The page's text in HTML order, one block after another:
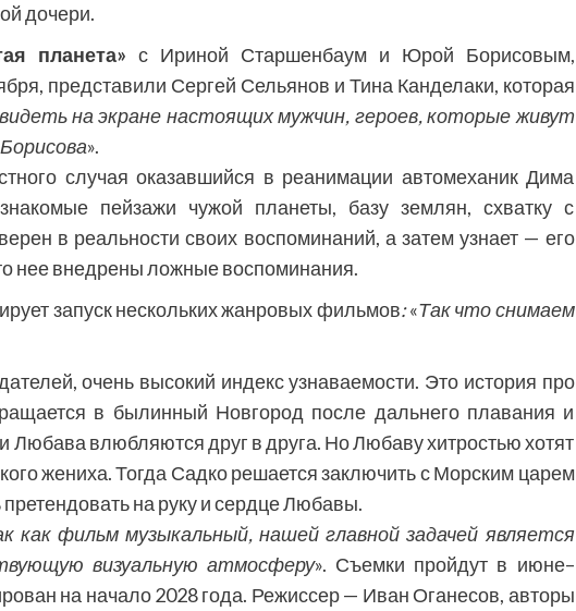
дочери.
планета» с Ириной Старшенбаум и Юрой Борисовым,
представили Сергей Сельянов и Тина Канделаки, которая
на экране настоящих мужчин, героев, которые живут
».
случая оказавшийся в реанимации автомеханик Дима
пейзажи чужой планеты, базу землян, схватку с
в реальности своих воспоминаний, а затем узнает — его
нее внедрены ложные воспоминания.
запуск нескольких жанровых фильмов:«Так что снимаем
очень высокий индекс узнаваемости. Это история про
в былинный Новгород после дальнего плавания и
Любава влюбляются друг в друга. Но Любаву хитростью хотят
жениха. Тогда Садко решается заключить с Морским царем
на руку и сердце Любавы.
как фильм музыкальный, нашей главной задачей является
визуальную атмосферу». Съемки пройдут в июне–
на начало 2028 года. Режиссер — Иван Оганесов, авторы